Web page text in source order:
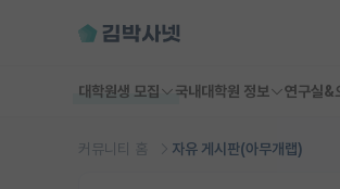
대학원생 모집 국내대학원 정보 연구실&
커뮤니티 홈 자유 게시판(아무개랩)